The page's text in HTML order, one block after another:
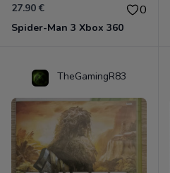
27.90 € 0
Spider-Man 3 Xbox 360
TheGamingR83